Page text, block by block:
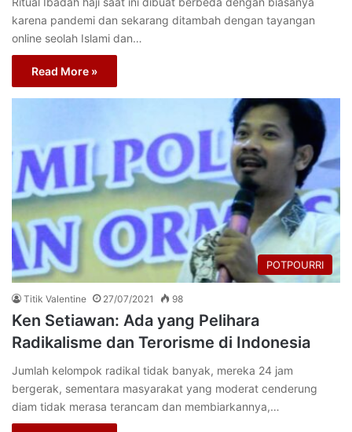
karena pandemi dan sekarang ditambah dengan tayangan
online seolah Islami dan…
Read More »
POTPOURRI
Titik Valentine 27/07/2021 98
Ken Setiawan: Ada yang Pelihara
Radikalisme dan Terorisme di Indonesia
Jumlah kelompok radikal tidak banyak, mereka 24 jam
bergerak, sementara masyarakat yang moderat cenderung
diam tidak merasa terancam dan membiarkannya,…